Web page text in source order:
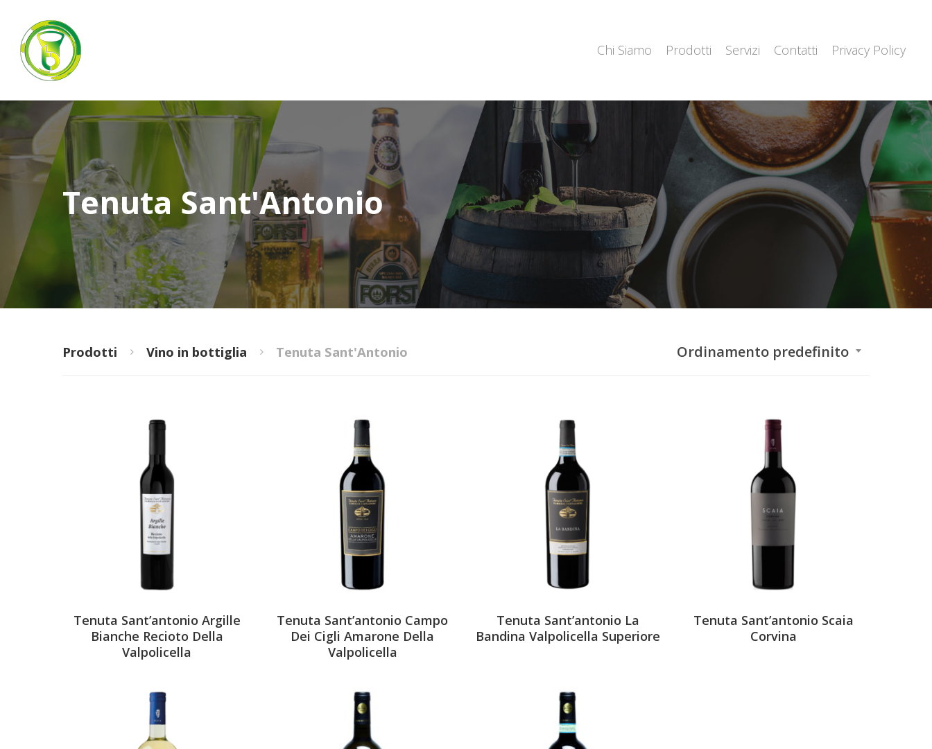
Chi Siamo Prodotti Servizi Contatti Privacy Policy
Tenuta Sant'Antonio
Ordinamento predefinito
Prodotti Vino in bottiglia Tenuta Sant'Antonio
Tenuta Sant’antonio Argille
Bianche Recioto Della
Valpolicella
Tenuta Sant’antonio Campo
Dei Cigli Amarone Della
Valpolicella
Tenuta Sant’antonio La
Bandina Valpolicella Superiore
Tenuta Sant’antonio Scaia
Corvina